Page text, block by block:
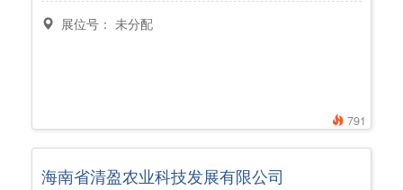
791
展位号： 未分配
海南省清盈农业科技发展有限公司